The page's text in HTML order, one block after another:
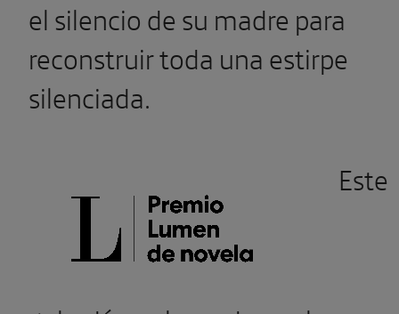
el silencio de su madre para
reconstruir toda una estirpe
silenciada.
Este